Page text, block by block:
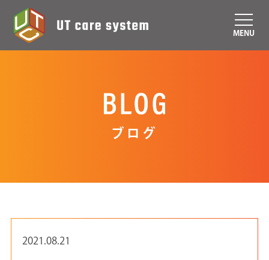
MENU
ブログ
2021.08.21